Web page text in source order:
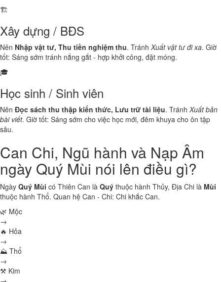
🏗️
Xây dựng / BĐS
Nên Nhập vật tư, Thu tiền nghiệm thu. Tránh Xuất vật tư đi xa. Giờ
tốt: Sáng sớm tránh nắng gắt - hợp khởi công, đặt móng.
🎓
Học sinh / Sinh viên
Nên Đọc sách thu thập kiến thức, Lưu trữ tài liệu. Tránh Xuất bản
bài viết. Giờ tốt: Sáng sớm cho việc học mới, đêm khuya cho ôn tập
sâu.
Can Chi, Ngũ hành và Nạp Âm
ngày Quý Mùi nói lên điều gì?
Ngày Quý Mùi có Thiên Can là Quý thuộc hành Thủy, Địa Chi là Mùi
thuộc hành Thổ. Quan hệ Can - Chi: Chi khắc Can.
🌿 Mộc
→
🔥 Hỏa
→
⛰ Thổ
→
⚒ Kim